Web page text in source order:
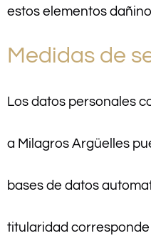
estos elementos
Medidas de
Los datos personales
a Milagros Argüelles
bases de datos
titularidad